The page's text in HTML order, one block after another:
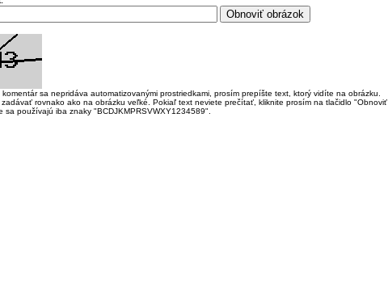
sa nepridáva automatizovanými prostriedkami, prosím prepíšte text, ktorý vidíte na obrázku.
rovnako ako na obrázku veľké. Pokiaľ text neviete prečítať, kliknite prosím na tlačidlo "Obnoviť
sa používajú iba znaky "BCDJKMPRSVWXY1234589".